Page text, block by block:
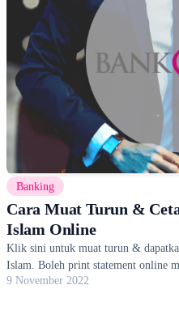
Banking
Cara Muat Turun &
Islam Online
Klik sini untuk muat turun &
Islam. Boleh print statement online
9 November 2022